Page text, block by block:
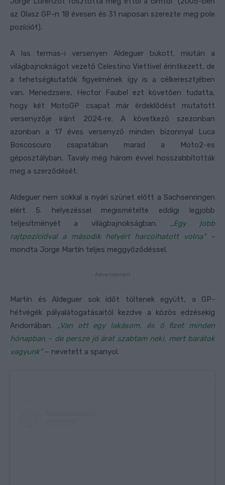
az Olasz GP-n 18 évesen és 31 naposan szerezte meg pole
pozíciót).
A las termas-i versenyen Aldeguer bukott, miután a
világbajnokságot vezető Celestino Viettivel érintkezett, de
a tehetségkutatók figyelmének így is a célkeresztjében
van. Menedzsere, Hector Faubel ezt követően tudatta,
hogy két MotoGP csapat már érdeklődést mutatott
versenyzője iránt 2024-re. A következő szezonban
azonban a 17 éves versenyző minden bizonnyal Luca
Boscoscuro csapatában marad a Moto2-es
géposztályban. Tavaly még három évvel hosszabbították
meg a szerződését.
Aldeguer nem sokkal a nyári szünet előtt a Sachsenringen
elért 5. helyezéssel megismételte eddigi legjobb
teljesítményét a világbajnokságban. „Egy jobb
rajtpozícióval a második helyért harcolhatott volna”–
mondta Jorge Martín teljes meggyőződéssel.
- Advertisement -
Martín és Aldeguer sok időt töltenek együtt, a GP-
hétvégék pályalátogatásaitól kezdve a közös edzésekig
Andorrában. „Van ott egy lakásom, és ő fizet minden
hónapban – de persze jó árat szabtam neki, mert barátok
vagyunk” – nevetett a spanyol.